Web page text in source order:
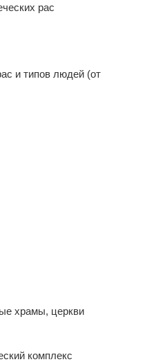
рас
и типов людей (от
храмы, церкви
комплекс